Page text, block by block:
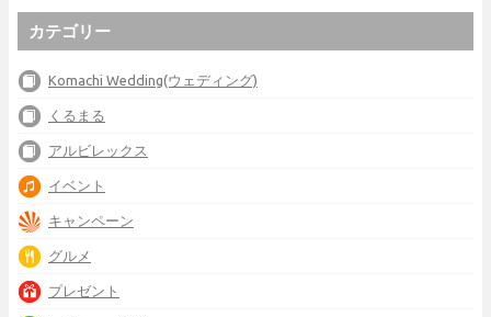
カテゴリー
Komachi Wedding(ウェディング)
くるまる
アルビレックス
イベント
キャンペーン
グルメ
プレゼント